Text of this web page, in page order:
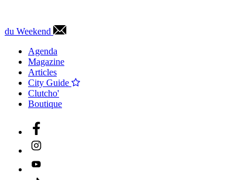
du Weekend
Agenda
Magazine
Articles
City Guide
Clutcho'
Boutique